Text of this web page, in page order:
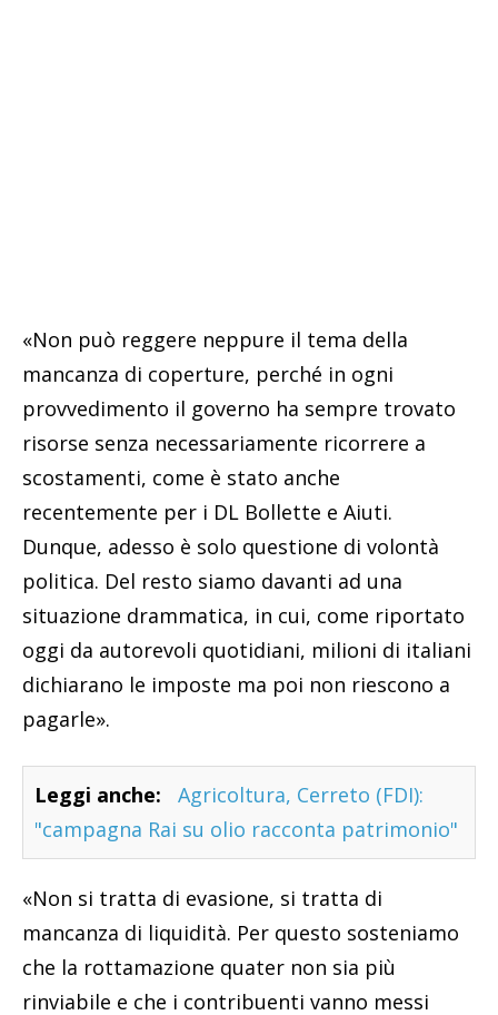
«Non può reggere neppure il tema della
mancanza di coperture, perché in ogni
provvedimento il governo ha sempre trovato
risorse senza necessariamente ricorrere a
scostamenti, come è stato anche
recentemente per i DL Bollette e Aiuti.
Dunque, adesso è solo questione di volontà
politica. Del resto siamo davanti ad una
situazione drammatica, in cui, come riportato
oggi da autorevoli quotidiani, milioni di italiani
dichiarano le imposte ma poi non riescono a
pagarle».
Leggi anche:
Agricoltura, Cerreto (FDI):
"campagna Rai su olio racconta patrimonio"
«Non si tratta di evasione, si tratta di
mancanza di liquidità. Per questo sosteniamo
che la rottamazione quater non sia più
rinviabile e che i contribuenti vanno messi